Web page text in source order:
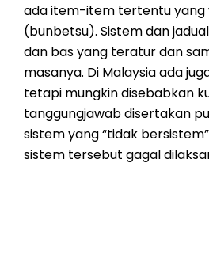
ada item-item tertentu yang
(bunbetsu). Sistem dan
dan bas yang teratur dan
masanya. Di Malaysia ada
tetapi mungkin disebabkan
tanggungjawab disertakan
sistem yang “tidak
sistem tersebut gagal